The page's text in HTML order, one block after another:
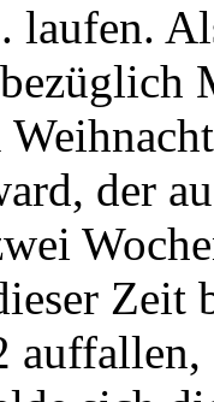
laufen.
der
Zeit